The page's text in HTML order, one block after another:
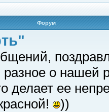
Форум
о нашей
делает ее
))